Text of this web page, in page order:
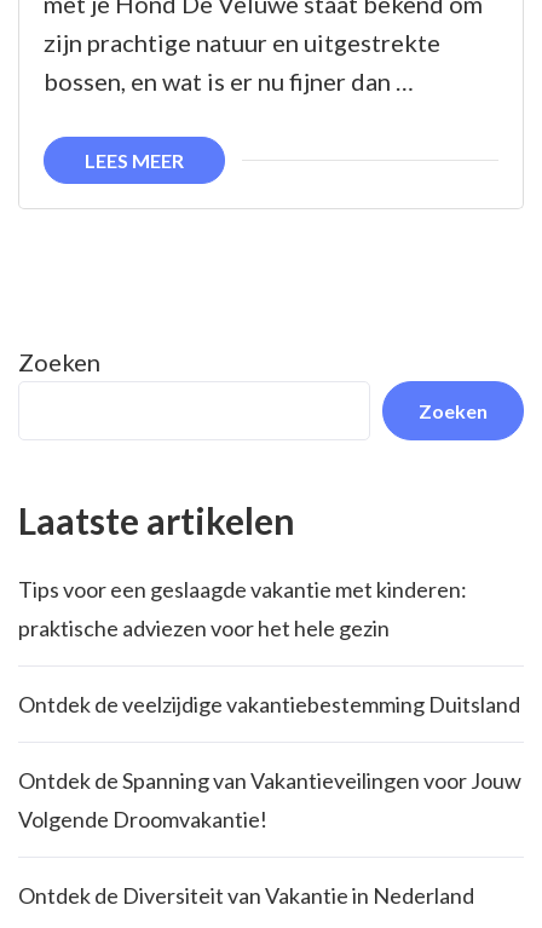
zijn prachtige natuur en uitgestrekte
bossen, en wat is er nu fijner dan …
LEES MEER
Zoeken
Zoeken
Laatste artikelen
Tips voor een geslaagde vakantie met kinderen:
praktische adviezen voor het hele gezin
Ontdek de veelzijdige vakantiebestemming Duitsland
Ontdek de Spanning van Vakantieveilingen voor Jouw
Volgende Droomvakantie!
Ontdek de Diversiteit van Vakantie in Nederland